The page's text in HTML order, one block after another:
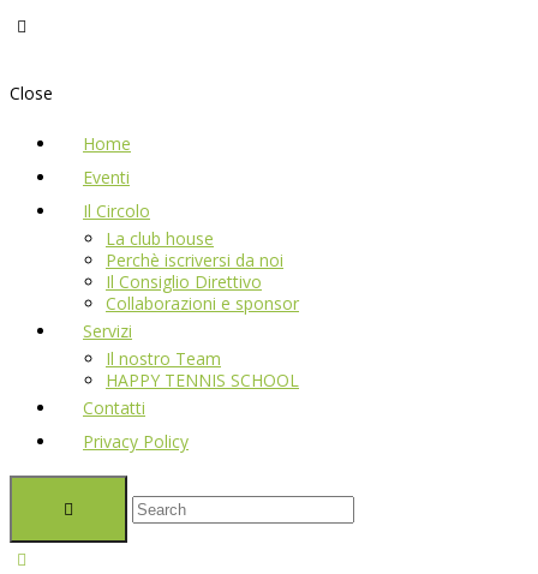
Close
Home
Eventi
Il Circolo
La club house
Perchè iscriversi da noi
Il Consiglio Direttivo
Collaborazioni e sponsor
Servizi
Il nostro Team
HAPPY TENNIS SCHOOL
Contatti
Privacy Policy